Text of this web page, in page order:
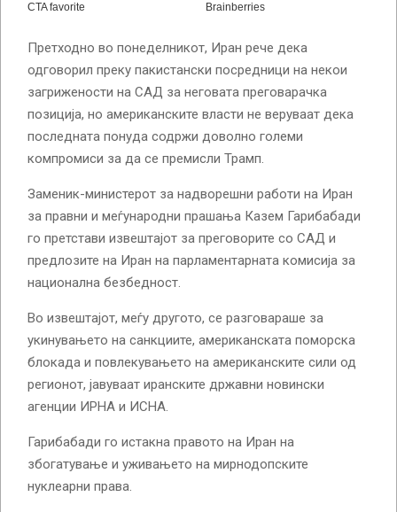
Претходно во понеделникот, Иран рече дека
одговорил преку пакистански посредници на некои
загрижености на САД за неговата преговарачка
позиција, но американските власти не веруваат дека
последната понуда содржи доволно големи
компромиси за да се премисли Трамп.
Заменик-министерот за надворешни работи на Иран
за правни и меѓународни прашања Казем Гарибабади
го претстави извештајот за преговорите со САД и
предлозите на Иран на парламентарната комисија за
национална безбедност.
Во извештајот, меѓу другото, се разговараше за
укинувањето на санкциите, американската поморска
блокада и повлекувањето на американските сили од
регионот, јавуваат иранските државни новински
агенции ИРНА и ИСНА.
Гарибабади го истакна правото на Иран на
збогатување и уживањето на мирнодопските
нуклеарни права.